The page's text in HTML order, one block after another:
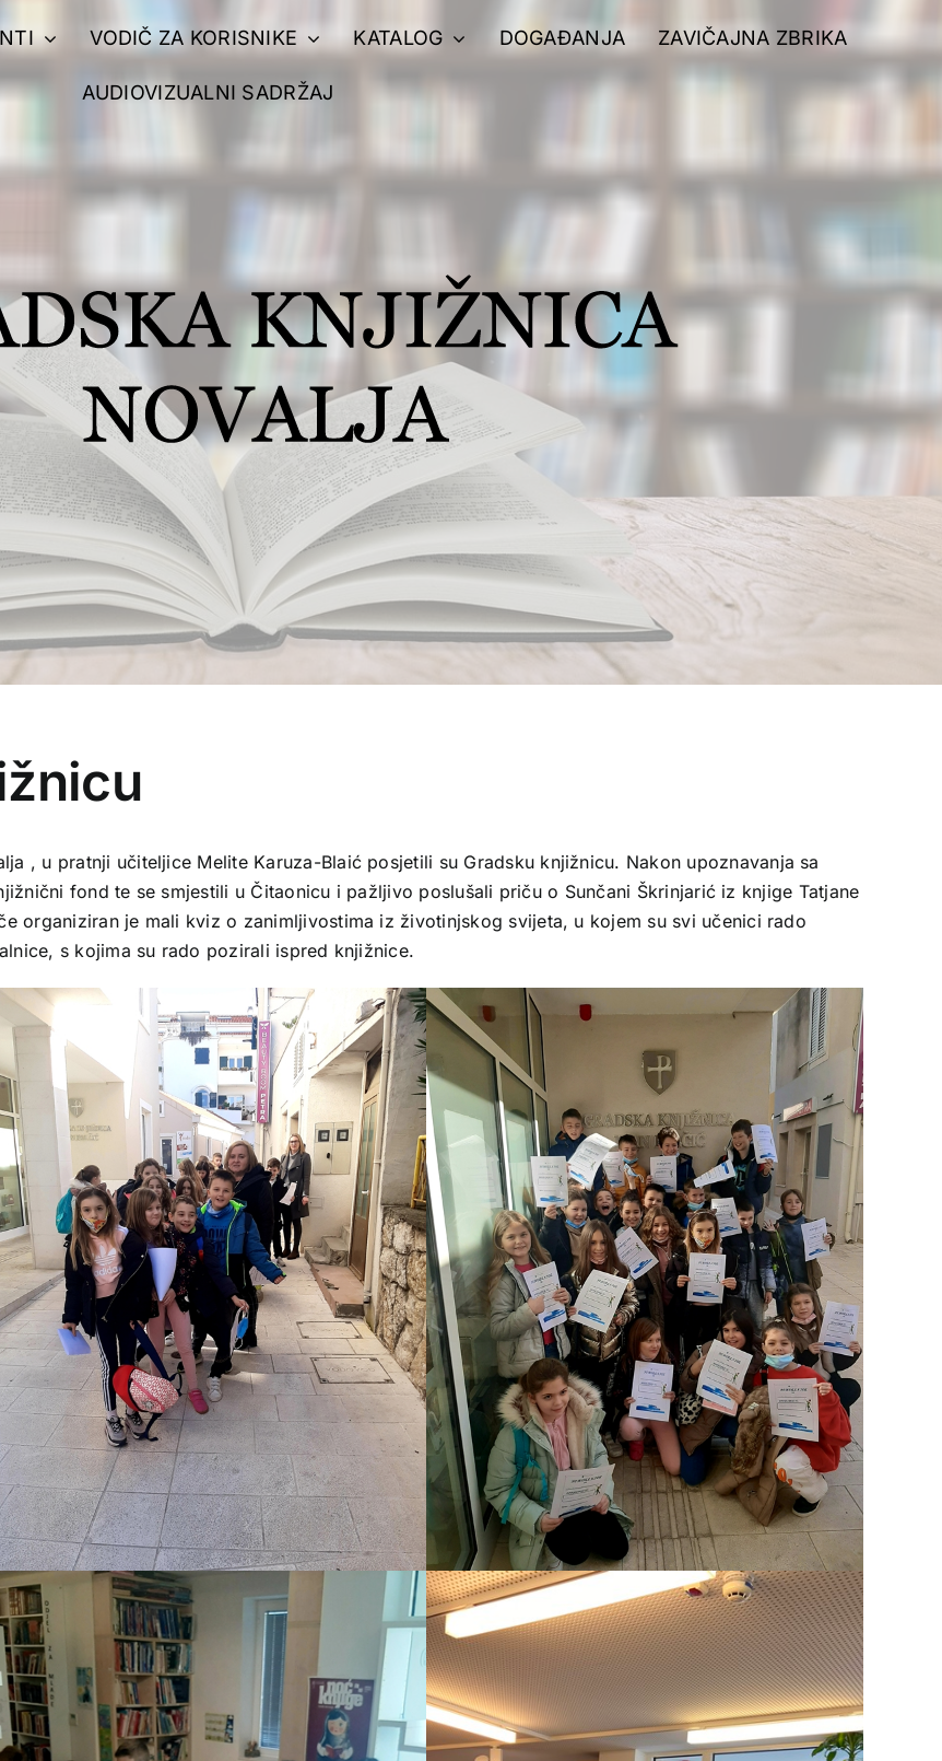
VODIČ ZA KORISNIKE KATALOG DOGAĐANJA ZAVIČAJNA ZBRIKA
AUDIOVIZUALNI SADRŽAJ
, u pratnji učiteljice Melite Karuza-Blaić posjetili su Gradsku knjižnicu. Nakon upoznavanja sa
fond te se smjestili u Čitaonicu i pažljivo poslušali priču o Sunčani Škrinjarić iz knjige Tatjane
organiziran je mali kviz o zanimljivostima iz životinjskog svijeta, u kojem su svi učenici rado
s kojima su rado pozirali ispred knjižnice.